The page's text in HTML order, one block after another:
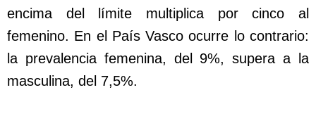
encima del límite multiplica por cinco al
femenino. En el País Vasco ocurre lo contrario:
la prevalencia femenina, del 9%, supera a la
masculina, del 7,5%.